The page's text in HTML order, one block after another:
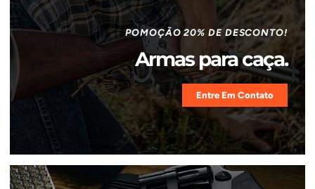
POMOÇÃO 20% DE DESCONTO!
Armas para caça.
Entre Em Contato